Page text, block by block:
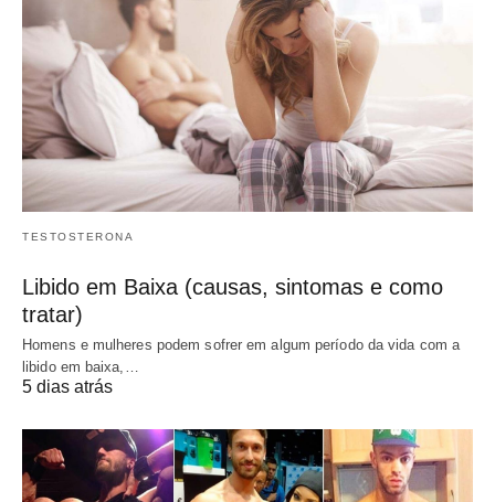
TESTOSTERONA
Libido em Baixa (causas, sintomas e como
tratar)
Homens e mulheres podem sofrer em algum período da vida com a
libido em baixa,…
5 dias atrás